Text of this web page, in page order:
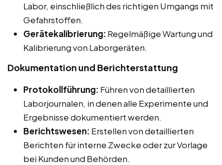
Labor, einschließlich des richtigen Umgangs mit
Gefahrstoffen.
Gerätekalibrierung: Regelmäßige Wartung und
Kalibrierung von Laborgeräten.
Dokumentation und Berichterstattung
Protokollführung: Führen von detaillierten
Laborjournalen, in denen alle Experimente und
Ergebnisse dokumentiert werden.
Berichtswesen: Erstellen von detaillierten
Berichten für interne Zwecke oder zur Vorlage
bei Kunden und Behörden.